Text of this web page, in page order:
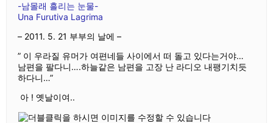
-남몰래 흘리는 눈물-
Una Furutiva Lagrima
– 2011. 5. 21 부부의 날에 –
” 이 우라질 유머가 여편네들 사이에서 떠 돌고 있다는거야…
남편을 팔다니….하늘같은 남편을 고장 난 라디오 내팽기치듯
하다니…”
아 ! 옛날이여..